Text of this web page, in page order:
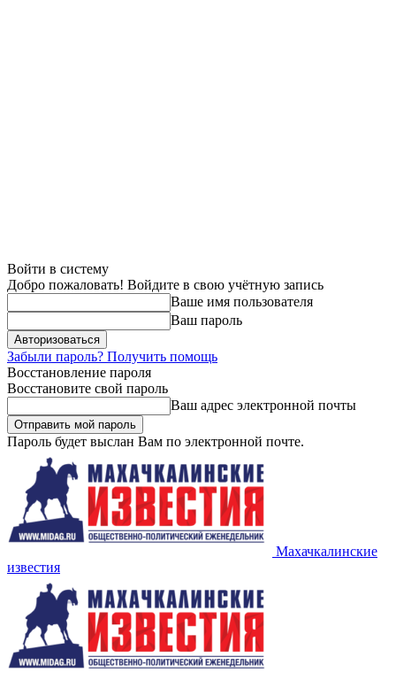
Войти в систему
Добро пожаловать! Войдите в свою учётную запись
Ваше имя пользователя
Ваш пароль
Забыли пароль? Получить помощь
Восстановление пароля
Восстановите свой пароль
Ваш адрес электронной почты
Пароль будет выслан Вам по электронной почте.
Махачкалинские
известия